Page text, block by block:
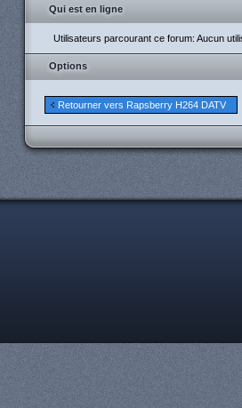
Qui est en ligne
Utilisateurs parcourant ce forum: Aucun
Options
Retourner vers Rapsberry H264 DATV